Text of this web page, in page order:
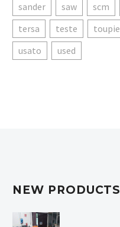
sander
saw scm
tersa
teste toupie
usato
used
NEW PRODUCTS